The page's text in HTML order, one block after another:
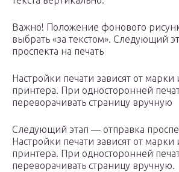
Важно! Положение фонового
выбрать «за текстом». Следующий
проспекта на печать
Настройки печати зависят от
принтера. При односторонней
переворачивать страницу вручную
Следующий этап — отправка
Настройки печати зависят от
принтера. При односторонней
переворачивать страницу вручную.